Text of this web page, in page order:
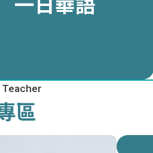
一日華語
區